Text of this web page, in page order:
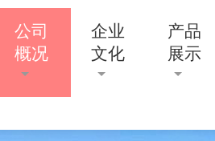
公司
概况
企业
文化
产品
展示